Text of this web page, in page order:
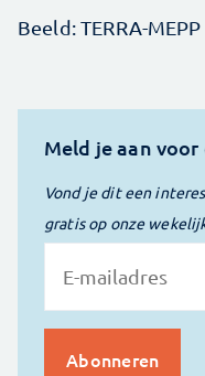
Beeld: TERRA-
Meld je aan
Vond je dit een
gratis op onze